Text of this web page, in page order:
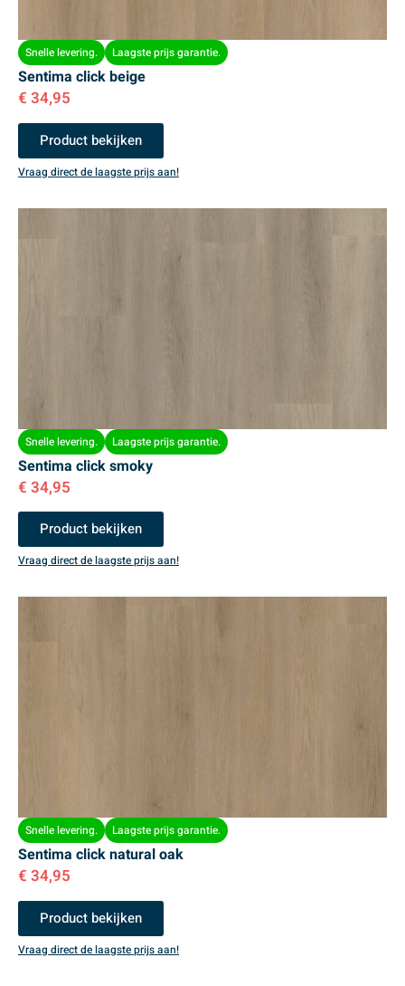
Snelle levering. Laagste prijs garantie.
Sentima click beige
€ 34,95
Product bekijken
Vraag direct de laagste prijs aan!
Snelle levering. Laagste prijs garantie.
Sentima click smoky
€ 34,95
Product bekijken
Vraag direct de laagste prijs aan!
Snelle levering. Laagste prijs garantie.
Sentima click natural oak
€ 34,95
Product bekijken
Vraag direct de laagste prijs aan!